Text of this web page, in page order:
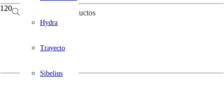
Búsqueda de productos
Hydra
Trayecto
Sibelius
NAO